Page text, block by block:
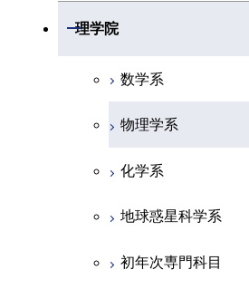
理学院
開閉
数学系
物理学系
化学系
地球惑星科学系
初年次専門科目